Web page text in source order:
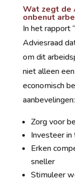
Wat zegt de
onbenut
In het rapport “
Adviesraad
om dit
niet alleen
economisch
aanbevelingen:
Zorg voor
Investeer in
Erken
sneller
Stimuleer